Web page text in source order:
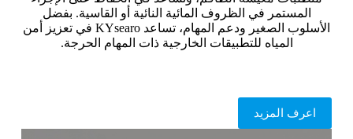
المستمر في الظروف المائية النائية أو القاسية. بفضل
الأسلوب الصغير ودعم المهام، تساعد KYsearo في تعزيز أمن
المياه للتطبيقات الخارجية ذات المهام الحرجة.
اعرف المزيد